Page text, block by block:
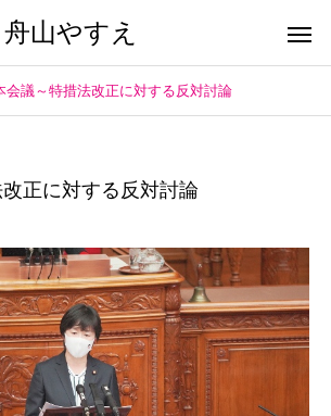
山やすえ
会議～特措法改正に対する反対討論
正に対する反対討論